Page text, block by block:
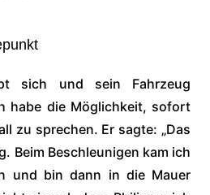
sich und sein Fahrzeug
habe die Möglichkeit, sofort
zu sprechen. Er sagte: „Das
Beim Beschleunigen kam ich
und bin dann in die Mauer